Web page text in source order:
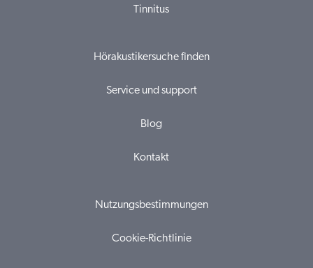
Tinnitus
Hörakustikersuche finden
Service und support
Blog
Kontakt
Nutzungsbestimmungen
Cookie-Richtlinie